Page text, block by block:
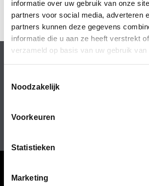
informatie over uw gebruik van onze
partners voor social media, adverteren
partners kunnen deze gegevens
informatie die u aan ze heeft verstrekt
verzameld op basis van uw gebruik
Noodzakelijk
Voorkeuren
Statistieken
Marketing
Rezidenz Development BV •
+31 (0)40 – 851 93 00